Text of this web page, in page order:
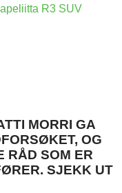
R3 SUV
MORRI GA
OG
RÅD SOM ER
SJEKK UT